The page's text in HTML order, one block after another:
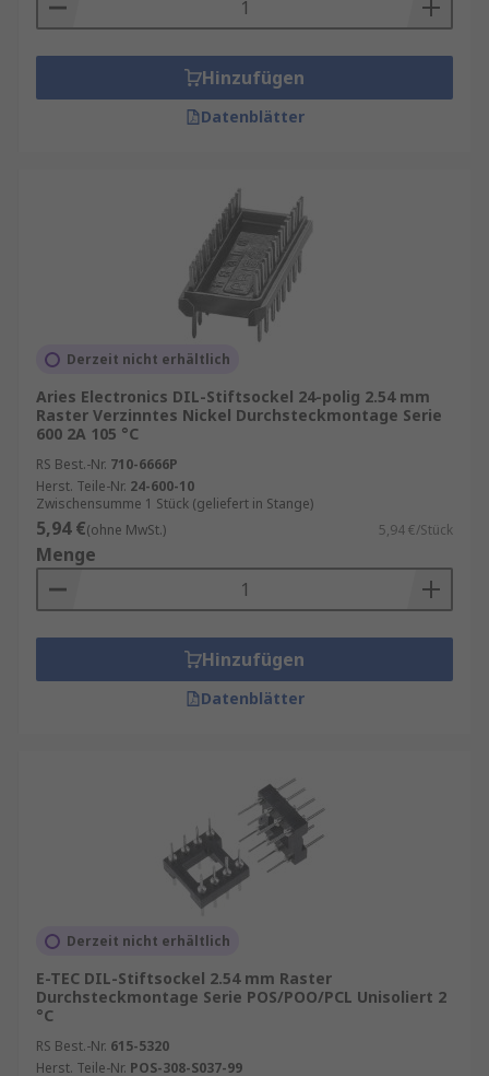
Hinzufügen
Datenblätter
Derzeit nicht erhältlich
Aries Electronics DIL-Stiftsockel 24-polig 2.54 mm
Raster Verzinntes Nickel Durchsteckmontage Serie
600 2A 105 °C
RS Best.-Nr. 710-6666P
Herst. Teile-Nr. 24-600-10
Zwischensumme 1 Stück (geliefert in Stange)
5,94 €(ohne MwSt.) 5,94 €/Stück
Menge
Hinzufügen
Datenblätter
Derzeit nicht erhältlich
E-TEC DIL-Stiftsockel 2.54 mm Raster
Durchsteckmontage Serie POS/POO/PCL Unisoliert 2
°C
RS Best.-Nr. 615-5320
Herst. Teile-Nr. POS-308-S037-99